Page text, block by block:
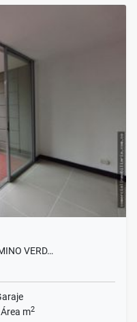
VERD…
Área m2